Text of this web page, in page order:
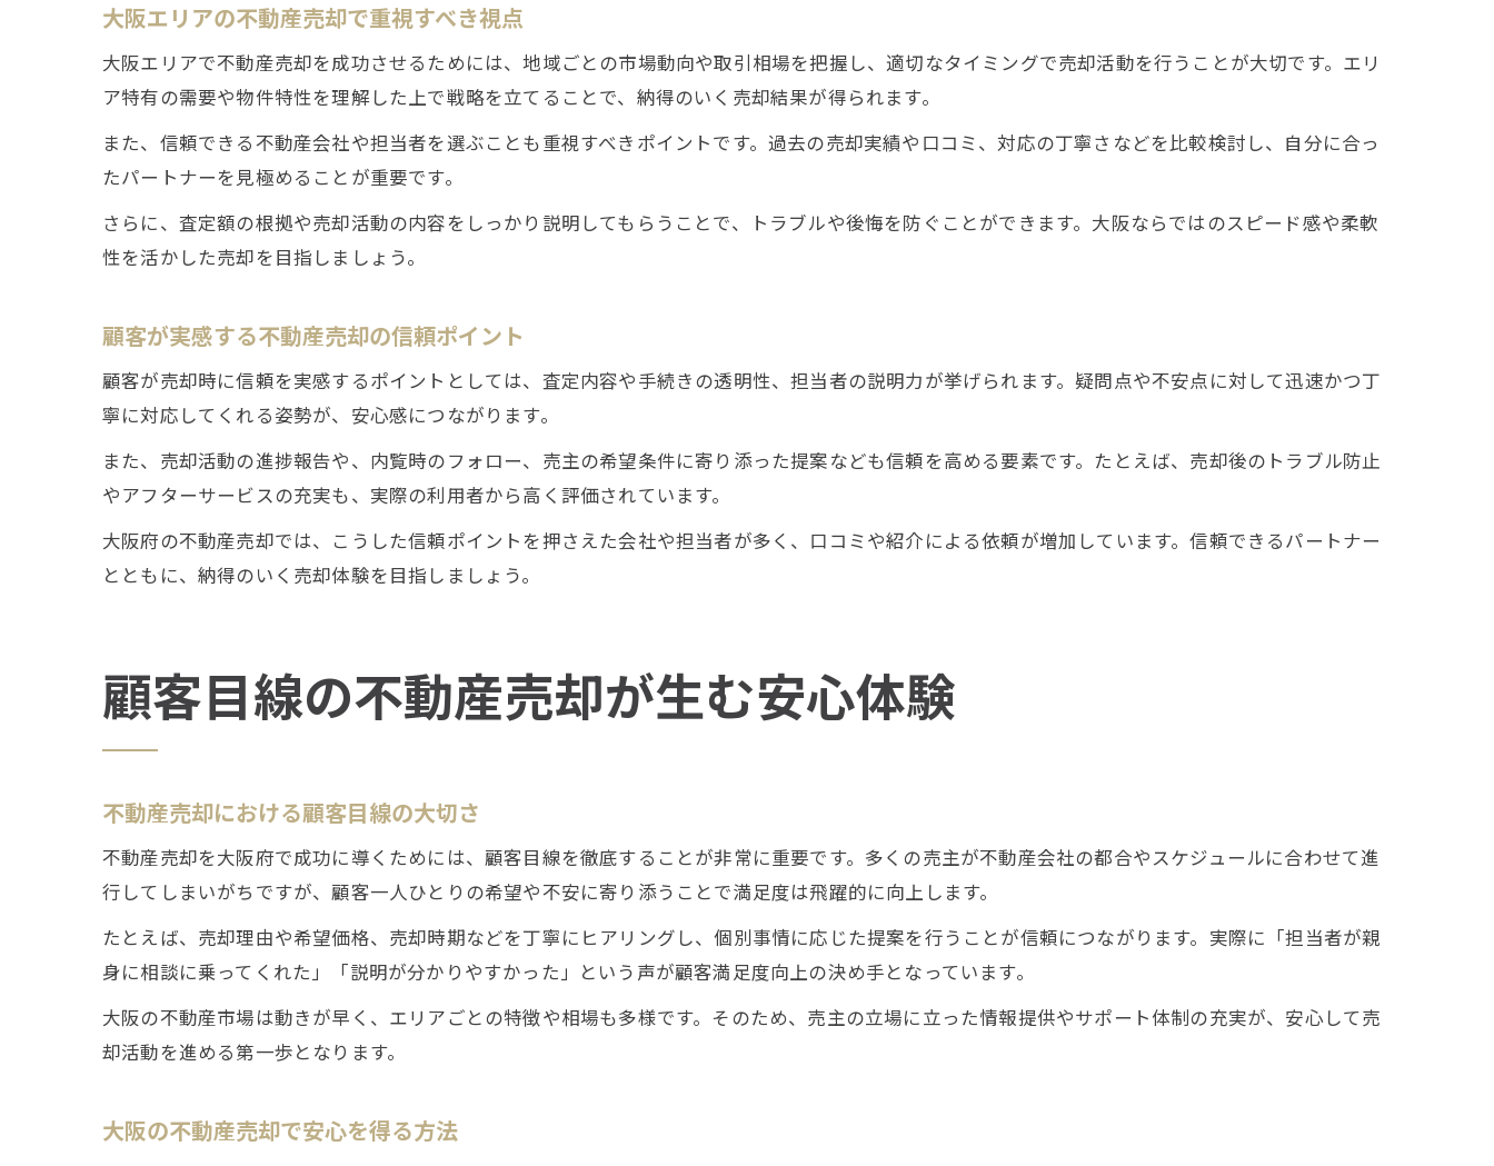
大阪エリアの不動産売却で重視すべき視点
大阪エリアで不動産売却を成功させるためには、地域ごとの市場動向や取引相場を把握し、適切なタイミングで売却活動を行うことが大切です。エリ
ア特有の需要や物件特性を理解した上で戦略を立てることで、納得のいく売却結果が得られます。
また、信頼できる不動産会社や担当者を選ぶことも重視すべきポイントです。過去の売却実績や口コミ、対応の丁寧さなどを比較検討し、自分に合っ
たパートナーを見極めることが重要です。
さらに、査定額の根拠や売却活動の内容をしっかり説明してもらうことで、トラブルや後悔を防ぐことができます。大阪ならではのスピード感や柔軟
性を活かした売却を目指しましょう。
顧客が実感する不動産売却の信頼ポイント
顧客が売却時に信頼を実感するポイントとしては、査定内容や手続きの透明性、担当者の説明力が挙げられます。疑問点や不安点に対して迅速かつ丁
寧に対応してくれる姿勢が、安心感につながります。
また、売却活動の進捗報告や、内覧時のフォロー、売主の希望条件に寄り添った提案なども信頼を高める要素です。たとえば、売却後のトラブル防止
やアフターサービスの充実も、実際の利用者から高く評価されています。
大阪府の不動産売却では、こうした信頼ポイントを押さえた会社や担当者が多く、口コミや紹介による依頼が増加しています。信頼できるパートナー
とともに、納得のいく売却体験を目指しましょう。
顧客目線の不動産売却が生む安心体験
不動産売却における顧客目線の大切さ
不動産売却を大阪府で成功に導くためには、顧客目線を徹底することが非常に重要です。多くの売主が不動産会社の都合やスケジュールに合わせて進
行してしまいがちですが、顧客一人ひとりの希望や不安に寄り添うことで満足度は飛躍的に向上します。
たとえば、売却理由や希望価格、売却時期などを丁寧にヒアリングし、個別事情に応じた提案を行うことが信頼につながります。実際に「担当者が親
身に相談に乗ってくれた」「説明が分かりやすかった」という声が顧客満足度向上の決め手となっています。
大阪の不動産市場は動きが早く、エリアごとの特徴や相場も多様です。そのため、売主の立場に立った情報提供やサポート体制の充実が、安心して売
却活動を進める第一歩となります。
大阪の不動産売却で安心を得る方法